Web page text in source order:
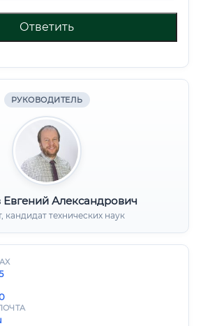
Ответить
РУКОВОДИТЕЛЬ
Евгений Александрович
кандидат технических наук